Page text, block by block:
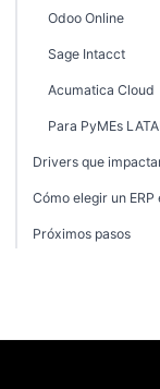
Odoo Online
Sage Intacct
Acumatica Cloud
Para PyMEs
Drivers que
Cómo elegir un ERP
Próximos pasos